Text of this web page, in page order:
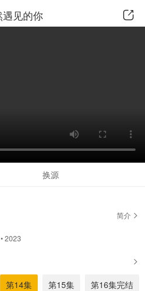
遇见的你 广告
换源
简介
2023
第14集 第15集 第16集完结